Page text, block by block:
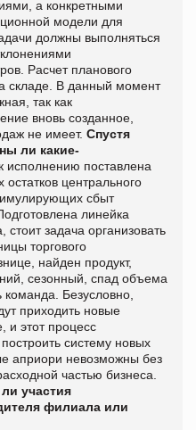
а конкретными
модели для
должны выполняться
Расчет планового
складе. В данный момент
так как
вновь созданное,
не имеет. Спустя
ли какие-
исполнению поставлена
центрального
сбыт
линейка
стоит задача организовать
торгового
найден продукт,
сезонный, спад объема
команда. Безусловно,
приходить новые
и этот процесс
систему новых
априори невозможны без
частью бизнеса.
участия
филиала или